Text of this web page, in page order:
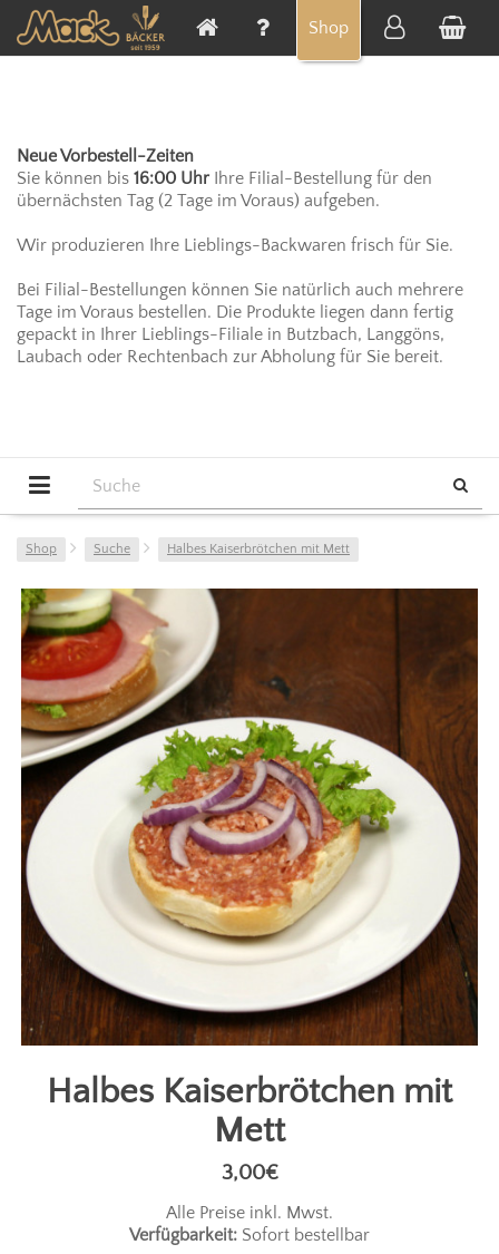
Shop
Neue Vorbestell-Zeiten
Sie können bis 16:00 Uhr Ihre Filial-Bestellung für den
übernächsten Tag (2 Tage im Voraus) aufgeben.
Wir produzieren Ihre Lieblings-Backwaren frisch für Sie.
Bei Filial-Bestellungen können Sie natürlich auch mehrere
Tage im Voraus bestellen. Die Produkte liegen dann fertig
gepackt in Ihrer Lieblings-Filiale in Butzbach, Langgöns,
Laubach oder Rechtenbach zur Abholung für Sie bereit.
Shop Suche Halbes Kaiserbrötchen mit Mett
Halbes Kaiserbrötchen mit
Mett
3,00€
Alle Preise inkl. Mwst.
Verfügbarkeit: Sofort bestellbar
Cookie-Einstellungen